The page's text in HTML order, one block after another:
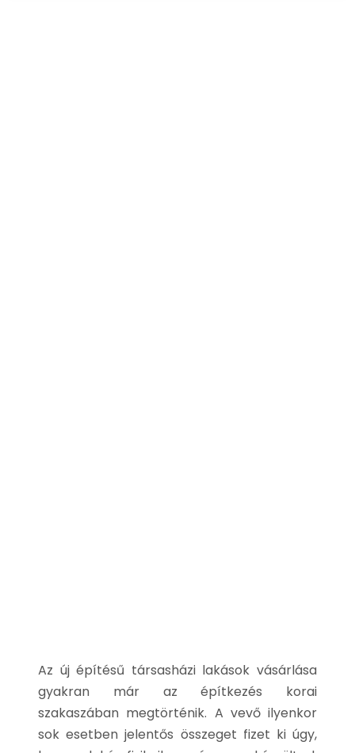
Az új építésű társasházi lakások vásárlása
gyakran már az építkezés korai
szakaszában megtörténik. A vevő ilyenkor
sok esetben jelentős összeget fizet ki úgy,